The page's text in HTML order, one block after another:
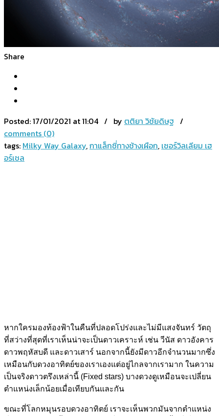
Share
Posted:17/01/2021 at 11:04 / by ตติยา วิชัยดิษฐ /
comments (0)
tags: Milky Way Galaxy,กาแล็กซี่ทางช้างเผือก, เซอร์วิลเลียม เฮ
อร์เชล
หากใครมองท้องฟ้าในคืนที่ปลอดโปร่งและไม่มีแสงจันทร์ วัตถุ
ที่สว่างที่สุดที่เราเห็นน่าจะเป็นดาวเคราะห์ เช่น วีนัส ดาวอังคาร
ดาวพฤหัสบดี และดาวเสาร์ นอกจากนี้ยังมีดาวอีกจำนวนมากซึ่ง
เหมือนกับดวงอาทิตย์ของเราเองแต่อยู่ไกลจากเรามาก ในความ
เป็นจริงดาวตรึงเหล่านี้ (Fixed stars) บางดวงดูเหมือนจะเปลี่ยน
ตำแหน่งเล็กน้อยเมื่อเทียบกันและกัน
ขณะที่โลกหมุนรอบดวงอาทิตย์ เราจะเห็นพวกมันจากตำแหน่ง